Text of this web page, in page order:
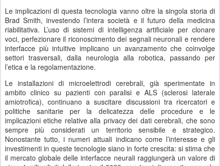
Le implicazioni di questa tecnologia vanno oltre la singola storia di
Brad Smith, investendo l’intera società e il futuro della medicina
riabilitativa. L’uso di sistemi di intelligenza artificiale per clonare
voci, perfezionare il riconoscimento dei segnali neuronali e rendere
interfacce più intuitive implicano un avanzamento che coinvolge
settori trasversali, dalla neurologia alla robotica, passando per
l’etica e la regolamentazione.
Le installazioni di microelettrodi cerebrali, già sperimentate in
ambito clinico su pazienti con paralisi e ALS (sclerosi laterale
amiotrofica), continuano a suscitare discussioni tra ricercatori e
politiche sanitarie per la delicatezza delle procedure e le
implicazioni etiche relative alla privacy dei dati cerebrali, che sono
sempre più considerati un territorio sensibile e strategico.
Nonostante tutto, i numeri attuali indicano come l’interesse e gli
investimenti in queste tecnologie siano in forte crescita: si stima che
il mercato globale delle interfacce neurali raggiungerà un valore di